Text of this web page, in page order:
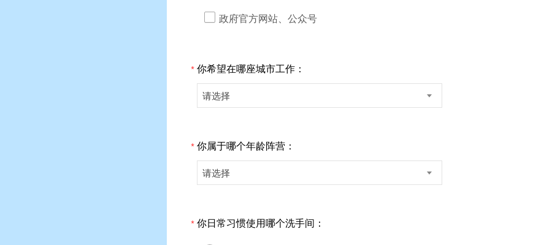
政府官方网站、公众号
*你希望在哪座城市工作：
请选择
*你属于哪个年龄阵营：
请选择
*你日常习惯使用哪个洗手间：